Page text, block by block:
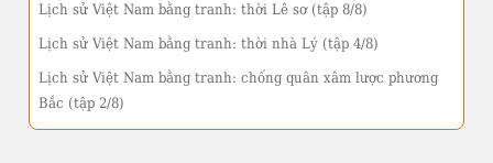
Lịch sử Việt Nam bằng tranh: thời Lê sơ (tập 8/8)
Lịch sử Việt Nam bằng tranh: thời nhà Lý (tập 4/8)
Lịch sử Việt Nam bằng tranh: chống quân xâm lược phương
Bắc (tập 2/8)